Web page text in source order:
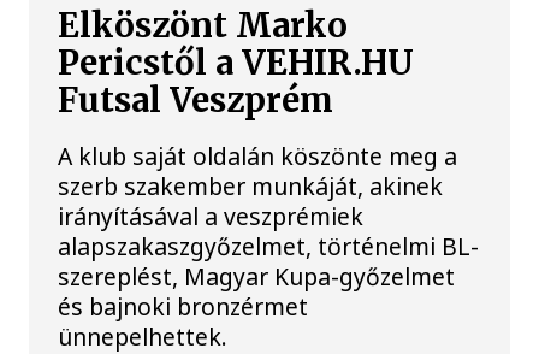
Elköszönt Marko
Pericstől a VEHIR.HU
Futsal Veszprém
A klub saját oldalán köszönte meg a
szerb szakember munkáját, akinek
irányításával a veszprémiek
alapszakaszgyőzelmet, történelmi BL-
szereplést, Magyar Kupa-győzelmet
és bajnoki bronzérmet
ünnepelhettek.